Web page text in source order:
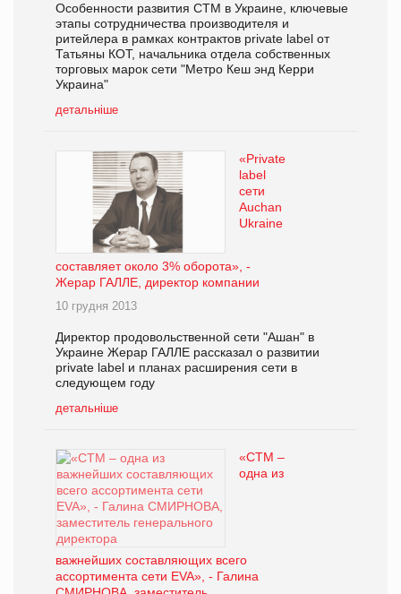
Особенности развития СТМ в Украине, ключевые
этапы сотрудничества производителя и
ритейлера в рамках контрактов private label от
Татьяны КОТ, начальника отдела собственных
торговых марок сети "Метро Кеш энд Керри
Украина"
детальніше
«Private
label
сети
Auchan
Ukraine
составляет около 3% оборота», -
Жерар ГАЛЛЕ, директор компании
10 грудня 2013
Директор продовольственной сети "Ашан" в
Украине Жерар ГАЛЛЕ рассказал о развитии
private label и планах расширения сети в
следующем году
детальніше
«СТМ –
одна из
важнейших составляющих всего
ассортимента сети EVA», - Галина